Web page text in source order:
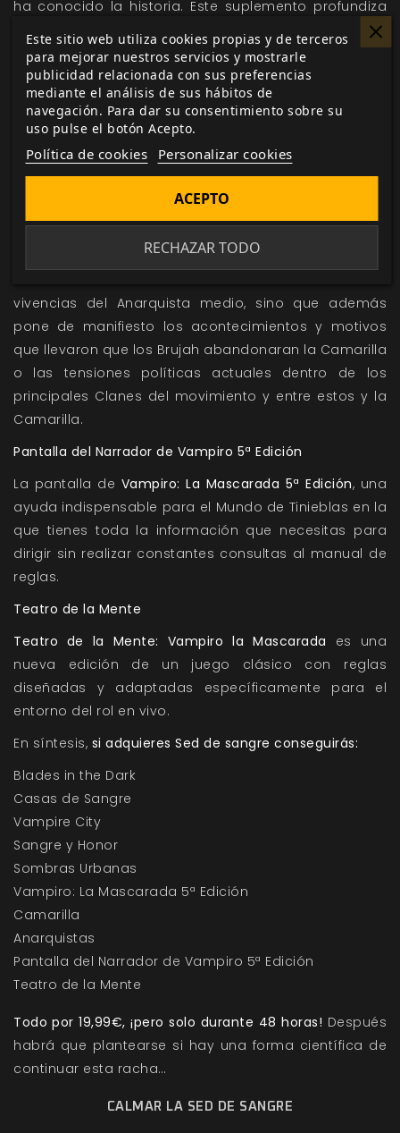
ha conocido la historia. Este suplemento profundiza
en los detalles de la sociedad vampírica y aporta
nuevos datos de todos los avances de la metatrama
en esta quinta edición.
Anarquistas
Anarquistas
es un suplemento para
Mascarada 5ª Edición que presenta la situación actual
vampiros de todo el planeta. El volumen presenta en
vivencias del Anarquista medio, sino que además
pone de manifiesto los acontecimientos y motivos
que llevaron que los Brujah abandonaran la Camarilla
o las tensiones políticas actuales dentro de los
principales Clanes del movimiento y entre estos y la
Camarilla.
Pantalla del Narrador de Vampiro 5ª Edición
La pantalla de Vampiro: La Mascarada 5ª Edición, una
ayuda indispensable para el Mundo de Tinieblas en la
que tienes toda la información que necesitas para
dirigir sin realizar constantes consultas al manual de
reglas.
Teatro de la Mente
Teatro de la Mente: Vampiro la Mascarada es una
nueva edición de un juego clásico con reglas
diseñadas y adaptadas específicamente para el
entorno del rol en vivo.
En síntesis, si adquieres Sed de sangre conseguirás:
Blades in the Dark
Casas de Sangre
Vampire City
Sangre y Honor
Sombras Urbanas
Vampiro: La Mascarada 5ª Edición
Camarilla
Anarquistas
Pantalla del Narrador de Vampiro 5ª Edición
Teatro de la Mente
Todo por 19,99€, ¡pero solo durante 48 horas! Después
habrá que plantearse si hay una forma científica de
continuar esta racha…
CALMAR LA SED DE SANGRE
Este sitio web utiliza cookies propias y de terceros
para mejorar nuestros servicios y mostrarle
publicidad relacionada con sus preferencias
mediante el análisis de sus hábitos de
navegación. Para dar su consentimiento sobre su
uso pulse el botón Acepto.
Política de cookies Personalizar cookies
RECHAZAR TODO
ACEPTO